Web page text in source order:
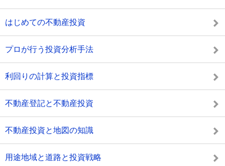
はじめての不動産投資
プロが行う投資分析手法
利回りの計算と投資指標
不動産登記と不動産投資
不動産投資と地図の知識
用途地域と道路と投資戦略